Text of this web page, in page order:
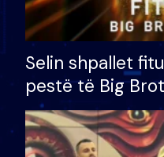
Selin shpallet
pestë të Big
çmimin e madh